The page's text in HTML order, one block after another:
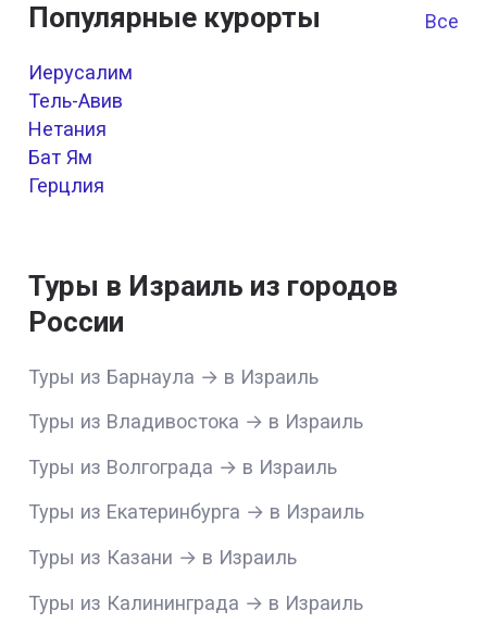
Популярные курорты Все
Иерусалим
Тель-Авив
Нетания
Бат Ям
Герцлия
Туры в Израиль из городов
России
Туры из Барнаула → в Израиль
Туры из Владивостока → в Израиль
Туры из Волгограда → в Израиль
Туры из Екатеринбурга → в Израиль
Туры из Казани → в Израиль
Туры из Калининграда → в Израиль